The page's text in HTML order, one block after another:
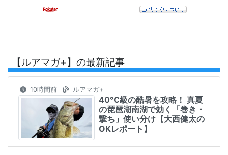
【ルアマガ+】の最新記事
10時間前 ルアマガ+
40℃級の酷暑を攻略！ 真夏
の琵琶湖南湖で効く「巻き・
撃ち」使い分け【大西健太の
OKレポート】